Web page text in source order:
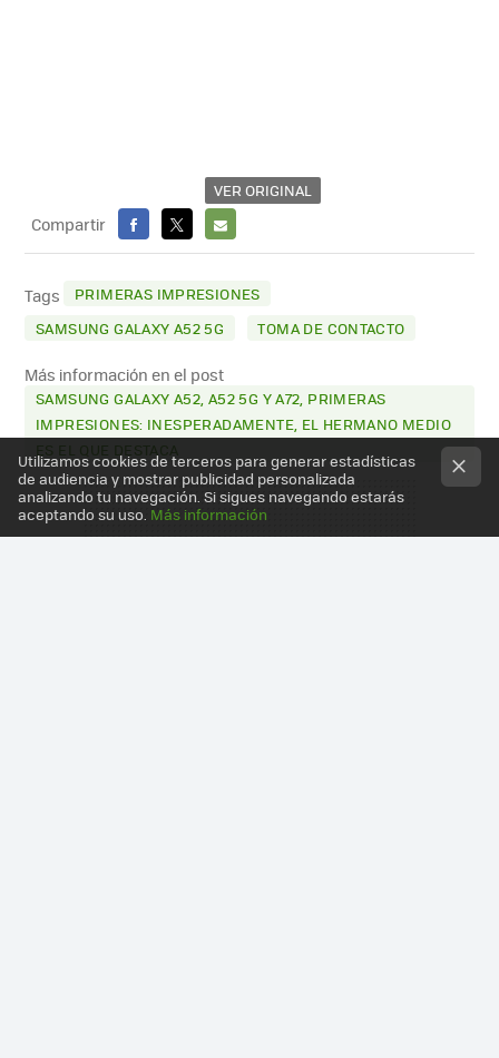
VER ORIGINAL
Compartir
FACEBOOK
X
E-
MAIL
Tags
PRIMERAS IMPRESIONES
SAMSUNG GALAXY A52 5G
TOMA DE CONTACTO
Más información en el post
SAMSUNG GALAXY A52, A52 5G Y A72, PRIMERAS
IMPRESIONES: INESPERADAMENTE, EL HERMANO MEDIO
Utilizamos cookies de terceros para generar estadísticas
de audiencia y mostrar publicidad personalizada
analizando tu navegación. Si sigues navegando estarás
aceptando su uso. Más información